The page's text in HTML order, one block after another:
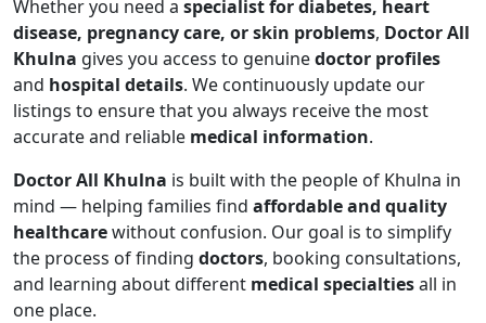
Whether you need a specialist for diabetes, heart
disease, pregnancy care, or skin problems, Doctor All
Khulna gives you access to genuinedoctor profiles
and hospital details. We continuously update our
listings to ensure that you always receive the most
accurate and reliable medical information.
Doctor All Khulna is built with the people of Khulna in
mind — helping families find affordable and quality
healthcarewithout confusion. Our goal is to simplify
the process of finding doctors, booking consultations,
and learning about different medical specialtiesall in
one place.